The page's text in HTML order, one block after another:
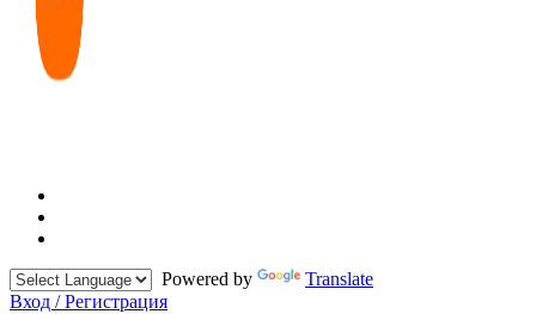
Powered by
Translate
Вход / Регистрация